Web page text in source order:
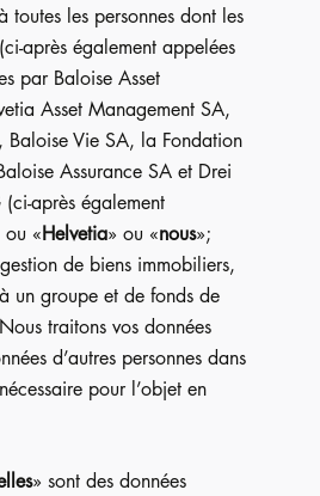
toutes les personnes dont les
après également appelées
par Baloise Asset
Asset Management SA,
Baloise Vie SA, la Fondation
Assurance SA et Drei
après également
ou «Helvetia» ou «nous»;
de biens immobiliers,
un groupe et de fonds de
traitons vos données
d’autres personnes dans
pour l’objet en
» sont des données